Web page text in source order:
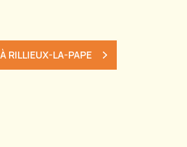
RILLIEUX-LA-PAPE